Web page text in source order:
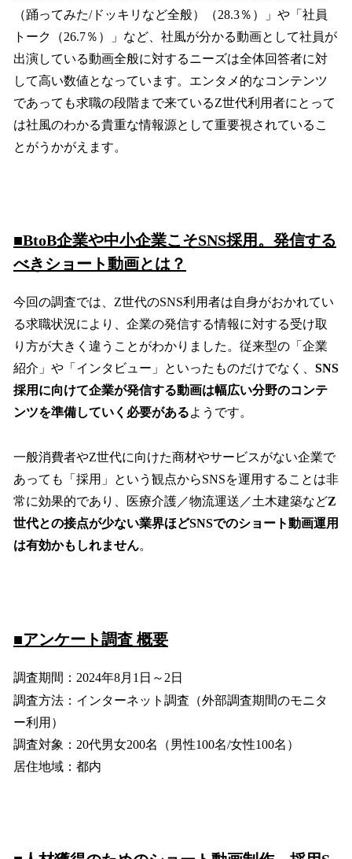
（踊ってみた/ドッキリなど全般）（28.3％）」や「社員
トーク（26.7％）」など、社風が分かる動画として社員が
出演している動画全般に対するニーズは全体回答者に対
して高い数値となっています。エンタメ的なコンテンツ
であっても求職の段階まで来ているZ世代利用者にとって
は社風のわかる貴重な情報源として重要視されているこ
とがうかがえます。
■BtoB企業や中小企業こそSNS採用。発信する
べきショート動画とは？
今回の調査では、Z世代のSNS利用者は自身がおかれてい
る求職状況により、企業の発信する情報に対する受け取
り方が大きく違うことがわかりました。従来型の「企業
紹介」や「インタビュー」といったものだけでなく、 SNS
採用に向けて企業が発信する動画は幅広い分野のコンテ
ンツを準備していく必要があるようです。
一般消費者やZ世代に向けた商材やサービスがない企業で
あっても「採用」という観点からSNSを運用することは非
常に効果的であり、医療介護／物流運送／土木建築などZ
世代との接点が少ない業界ほどSNSでのショート動画運用
は有効かもしれません。
■アンケート調査 概要
調査期間：2024年8月1日～2日
調査方法：インターネット調査（外部調査期間のモニタ
ー利用）
調査対象：20代男女200名（男性100名/女性100名）
居住地域：都内